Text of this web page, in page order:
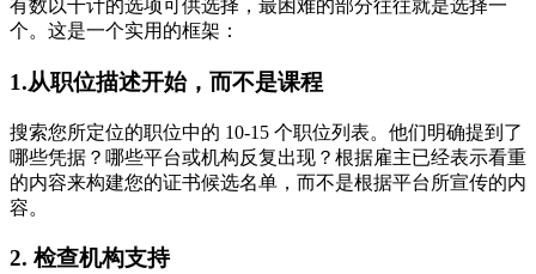
有数以千计的选项可供选择，最困难的部分往往就是选择一
个。这是一个实用的框架：
1.从职位描述开始，而不是课程
搜索您所定位的职位中的 10-15 个职位列表。他们明确提到了
哪些凭据？哪些平台或机构反复出现？根据雇主已经表示看重
的内容来构建您的证书候选名单，而不是根据平台所宣传的内
容。
2. 检查机构支持